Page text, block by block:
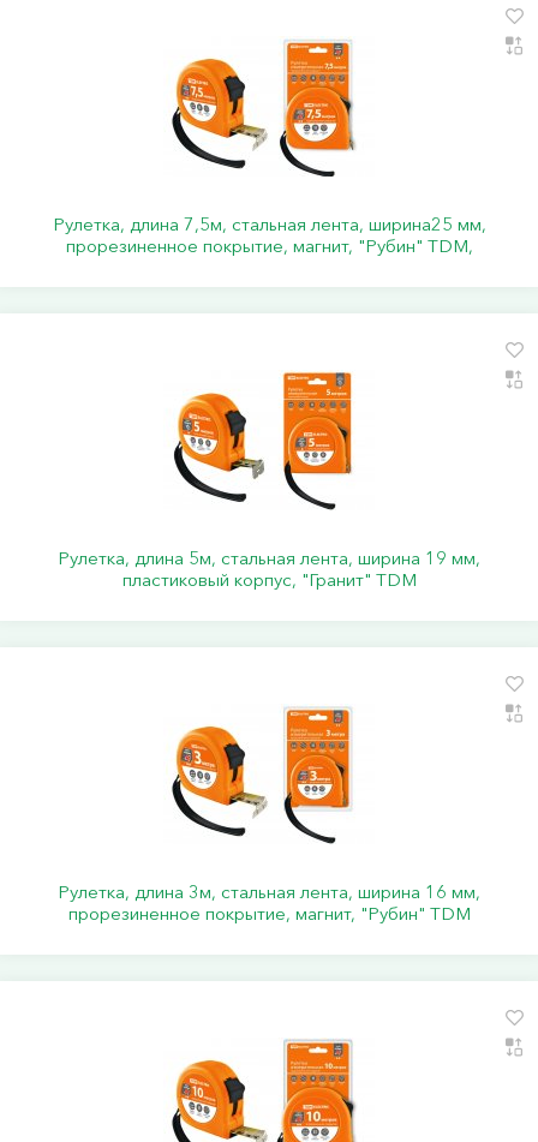
Рулетка, длина 7,5м, стальная лента, ширина25 мм,
прорезиненное покрытие, магнит, "Рубин" TDM,
Рулетка, длина 5м, стальная лента, ширина 19 мм,
пластиковый корпус, "Гранит" TDM
Рулетка, длина 3м, стальная лента, ширина 16 мм,
прорезиненное покрытие, магнит, "Рубин" TDM